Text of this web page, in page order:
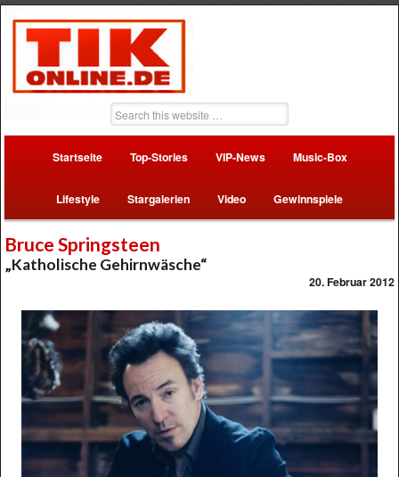
Startseite Top-Stories VIP-News Music-Box
Lifestyle Stargalerien Video Gewinnspiele
Bruce Springsteen
„Katholische Gehirnwäsche“
20. Februar 2012